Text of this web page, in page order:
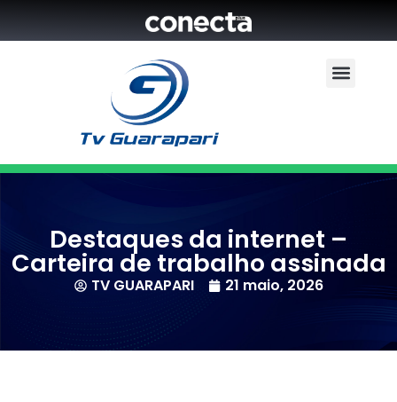
Destaques da internet –
Carteira de trabalho assinada
TV GUARAPARI 21 maio, 2026